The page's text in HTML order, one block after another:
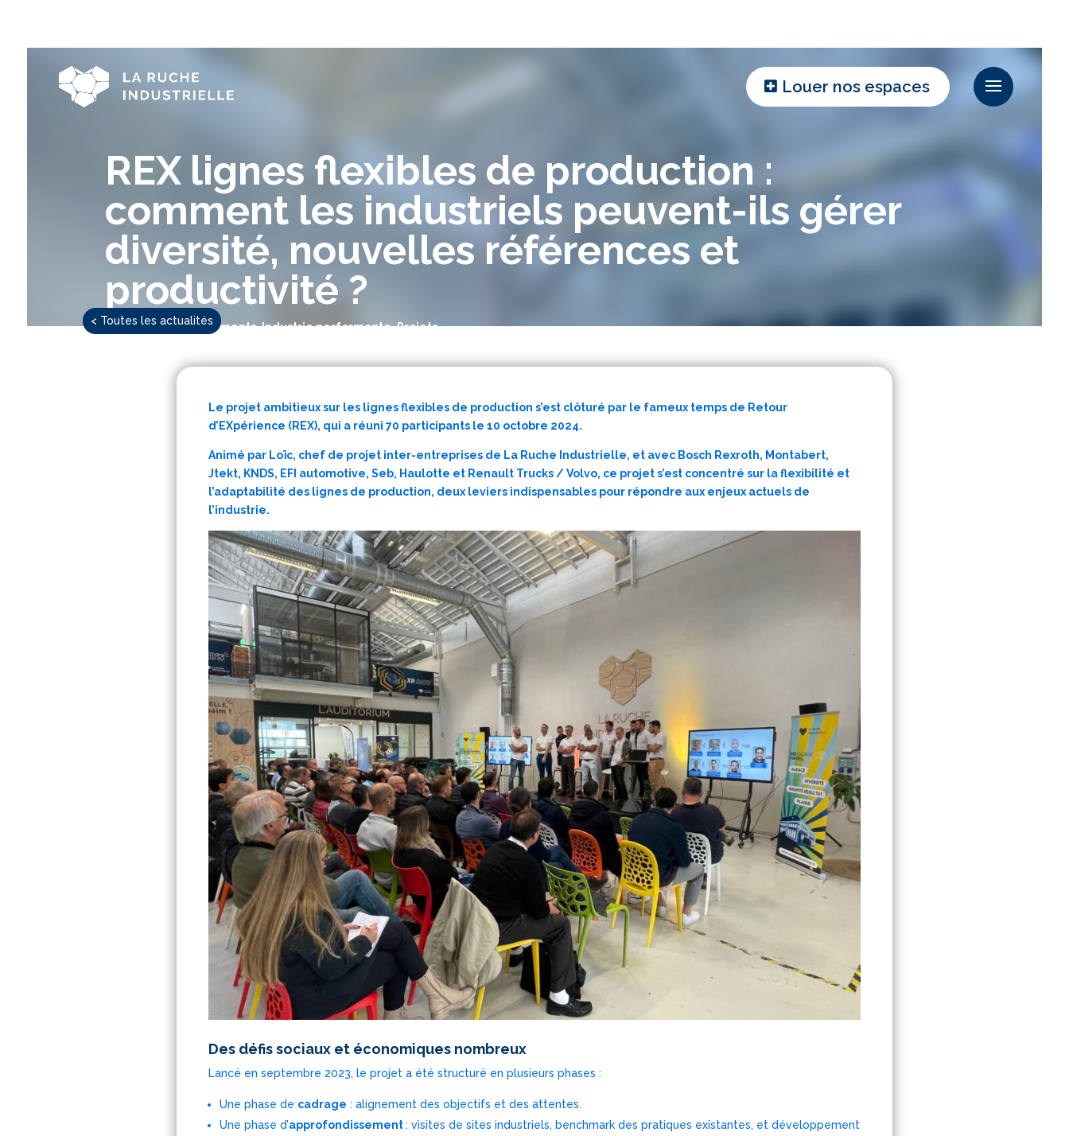
Louer nos espaces
REX lignes flexibles de production :
comment les industriels peuvent-ils gérer
diversité, nouvelles références et
productivité ?
22 Nov 2024 Évènements,Industrie performante,Projets
< Toutes les actualités
Le projet ambitieux sur les lignes flexibles de production s’est clôturé par le fameux temps de Retour
d’EXpérience (REX), qui a réuni 70 participants le 10 octobre 2024.
Animé par Loïc, chef de projet inter-entreprises de La Ruche Industrielle, et avec Bosch Rexroth, Montabert,
Jtekt, KNDS, EFI automotive, Seb, Haulotte et Renault Trucks / Volvo, ce projet s’est concentré sur la flexibilité et
l’adaptabilité des lignes de production, deux leviers indispensables pour répondre aux enjeux actuels de
l’industrie.
Des défis sociaux et économiques nombreux
Lancé en septembre 2023, le projet a été structuré en plusieurs phases :
Une phase de cadrage : alignement des objectifs et des attentes.
Une phase d’approfondissement: visites de sites industriels, benchmark des pratiques existantes, et développement